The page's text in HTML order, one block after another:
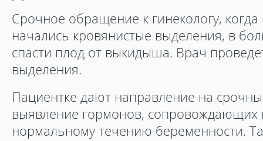
Срочное обращение к гинекологу,
начались кровянистые выделения, в
спасти плод от выкидыша. Врач
выделения.
Пациентке дают направление на
выявление гормонов,
нормальному течению беременности.